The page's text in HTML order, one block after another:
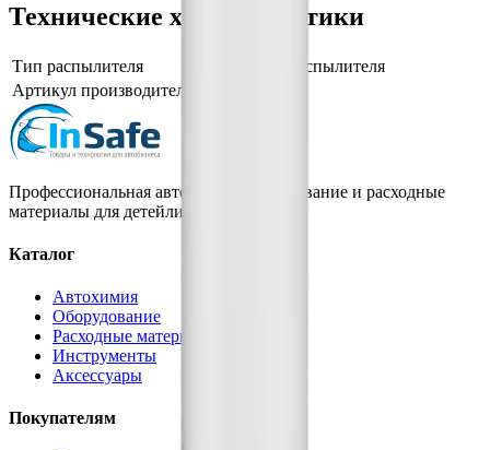
Технические характеристики
Тип распылителя
емкость для распылителя
Артикул производителя
Профессиональная автохимия, оборудование и расходные
материалы для детейлинга.
Каталог
Автохимия
Оборудование
Расходные материалы
Инструменты
Аксессуары
Покупателям